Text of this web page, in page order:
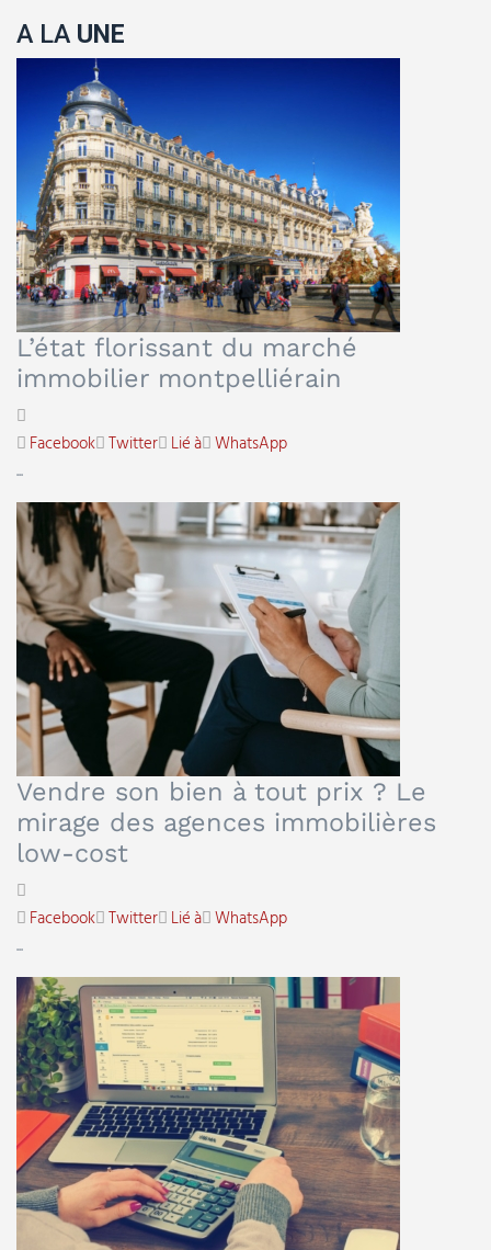
A LA UNE
L’état florissant du marché
immobilier montpelliérain
Facebook Twitter Lié à WhatsApp
...
Vendre son bien à tout prix ? Le
mirage des agences immobilières
low-cost
Facebook Twitter Lié à WhatsApp
...